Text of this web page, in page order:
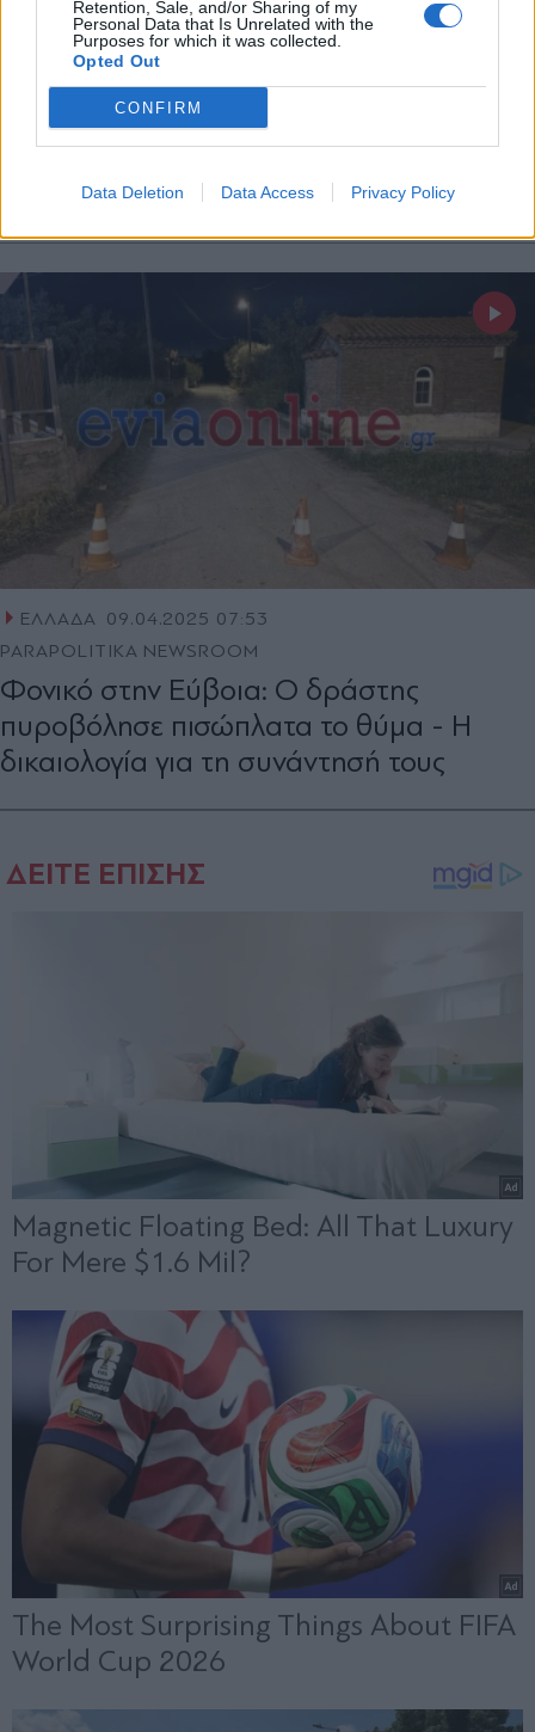
Retention, Sale, and/or Sharing of my
Personal Data that Is Unrelated with the
Purposes for which it was collected.
Opted Out
CONFIRM
Data Deletion Data Access Privacy Policy
ΕΛΛΑΔΑ 09.04.2025 17:38
PARAPOLITIKA NEWSROOM
Δολοφονία στην Εύβοια: Βρέθηκε το
τον πλειστηριασμό
ΕΛΛΑΔΑ 09.04.2025 07:53
PARAPOLITIKA NEWSROOM
Φονικό στην Εύβοια: Ο δράστης
πυροβόλησε πισώπλατα το θύμα - Η
δικαιολογία για τη συνάντησή τους